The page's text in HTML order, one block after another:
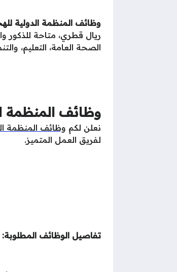
وظائف المنظمة الدولية
ريال قطري، متاحة للذكور
الصحة العامة، التعليم،
وظائف المنظمة
نعلن لكم وظائف المنظمة
لفريق العمل المتميز.
تفاصيل الوظائف المطلوبة: